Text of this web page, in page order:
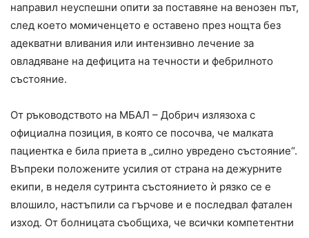
направил неуспешни опити за поставяне на венозен път,
след което момиченцето е оставено през нощта без
адекватни вливания или интензивно лечение за
овладяване на дефицита на течности и фебрилното
състояние.
От ръководството на МБАЛ – Добрич излязоха с
официална позиция, в която се посочва, че малката
пациентка е била приета в „силно увредено състояние“.
Въпреки положените усилия от страна на дежурните
екипи, в неделя сутринта състоянието ѝ рязко се е
влошило, настъпили са гърчове и е последвал фатален
изход. От болницата съобщиха, че всички компетентни